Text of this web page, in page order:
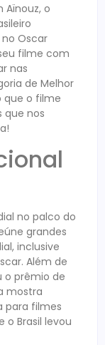
Aïnouz, o
Oscar
filme com
nas
de Melhor
que o filme
que nos
no palco do
grandes
inclusive
Além de
o prêmio de
mostra
para filmes
o Brasil levou